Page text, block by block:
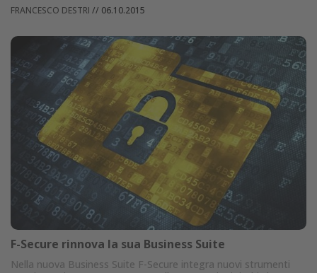
FRANCESCO DESTRI // 06.10.2015
F-Secure rinnova la sua Business Suite
Nella nuova Business Suite F-Secure integra nuovi strumenti